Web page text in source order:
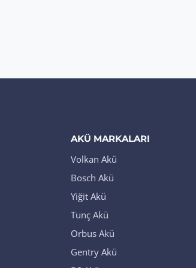
AKÜ MARKALARI
Volkan Akü
Bosch Akü
Yiğit Akü
Tunç Akü
Orbus Akü
Gentry Akü